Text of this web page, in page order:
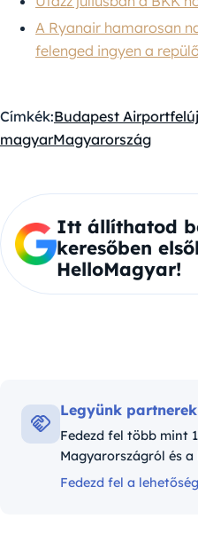
A Ryanair hamarosan
felenged ingyen a
Címkék:Budapest Airport
magyarMagyarország
Itt állíthatod
keresőben
HelloMagyar!
Legyünk partnerek
Fedezd fel több mint
Magyarországról és
Fedezd fel a